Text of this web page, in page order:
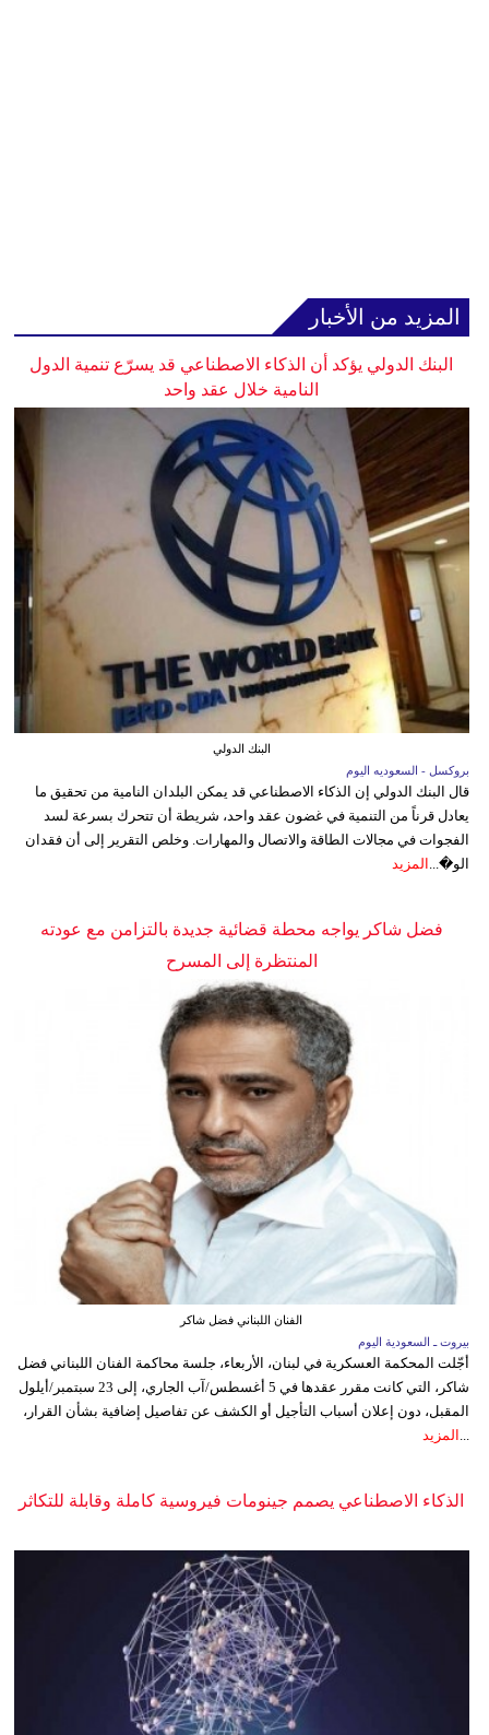
المزيد من الأخبار
البنك الدولي يؤكد أن الذكاء الاصطناعي قد يسرّع تنمية الدول
النامية خلال عقد واحد
البنك الدولي
بروكسل - السعوديه اليوم
قال البنك الدولي إن الذكاء الاصطناعي قد يمكن البلدان النامية من تحقيق ما
يعادل قرناً من التنمية في غضون عقد واحد، شريطة أن تتحرك بسرعة لسد
الفجوات في مجالات الطاقة والاتصال والمهارات. وخلص التقرير إلى أن فقدان
الو�...
المزيد
فضل شاكر يواجه محطة قضائية جديدة بالتزامن مع عودته
المنتظرة إلى المسرح
الفنان اللبناني فضل شاكر
بيروت ـ السعودية اليوم
أجّلت المحكمة العسكرية في لبنان، الأربعاء، جلسة محاكمة الفنان اللبناني فضل
شاكر، التي كانت مقرر عقدها في 5 أغسطس/آب الجاري، إلى 23 سبتمبر/أيلول
المقبل، دون إعلان أسباب التأجيل أو الكشف عن تفاصيل إضافية بشأن القرار،
المزيد
الذكاء الاصطناعي يصمم جينومات فيروسية كاملة وقابلة للتكاثر